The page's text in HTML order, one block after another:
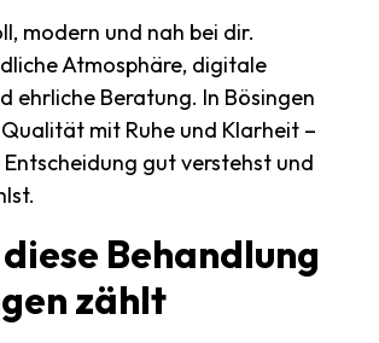
modern und nah bei dir.
Atmosphäre, digitale
ehrliche Beratung. In Bösingen
mit Ruhe und Klarheit –
gut verstehst und
diese Behandlung
zählt